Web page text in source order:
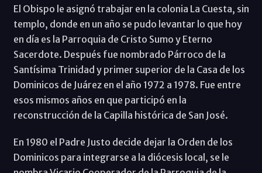
El Obispo le asignó trabajar en la colonia La Cuesta, sin
templo, donde en un año se pudo levantar lo que hoy
en día es la Parroquia de Cristo Sumo y Eterno
Sacerdote. Después fue nombrado Párroco de la
Santísima Trinidad y primer superior de la Casa de los
Dominicos de Juárez en el año 1972 a 1978. Fue entre
esos mismos años en que participó en la
reconstrucción de la Capilla histórica de San José.
En 1980 el Padre Justo decide dejar la Orden de los
Dominicos para integrarse a la diócesis local, se le